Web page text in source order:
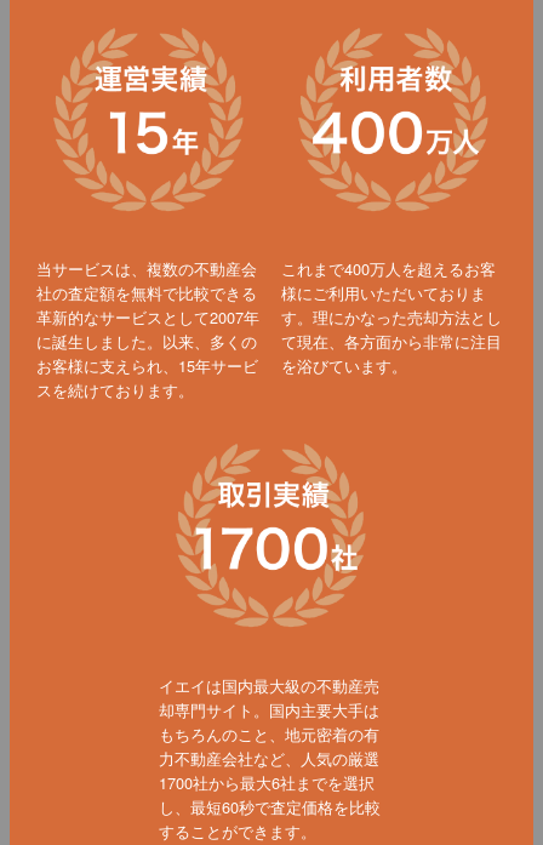
当サービスは、複数の不動産会
社の査定額を無料で比較できる
革新的なサービスとして2007年
に誕生しました。以来、多くの
お客様に支えられ、15年サービ
スを続けております。
これまで400万人を超えるお客
様にご利用いただいておりま
す。理にかなった売却方法とし
て現在、各方面から非常に注目
を浴びています。
イエイは国内最大級の不動産売
却専門サイト。国内主要大手は
もちろんのこと、地元密着の有
力不動産会社など、人気の厳選
1700社から最大6社までを選択
し、最短60秒で査定価格を比較
することができます。